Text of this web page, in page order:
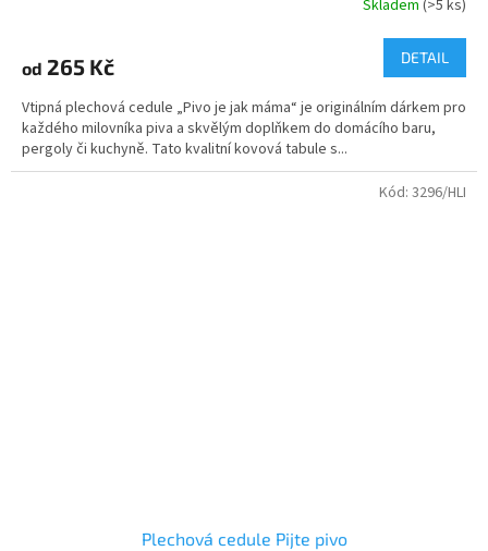
Skladem (>5 ks)
od 265 Kč DETAIL
Vtipná plechová cedule „Pivo je jak máma“ je originálním dárkem pro
každého milovníka piva a skvělým doplňkem do domácího baru,
pergoly či kuchyně. Tato kvalitní kovová tabule s...
Plechová cedule Pijte pivo
Kód: 3296/HLI